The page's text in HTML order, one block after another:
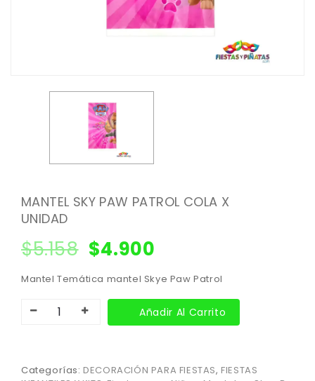
MANTEL SKY PAW PATROL COLA X
UNIDAD
$5.158 $4.900
Mantel Temática mantel Skye Paw Patrol
Añadir Al Carrito
Categorías: DECORACIÓN PARA FIESTAS, FIESTAS